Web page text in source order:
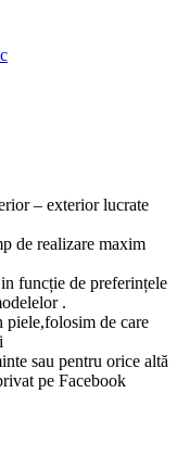
– exterior lucrate
de realizare maxim
funcție de preferințele
.
piele,folosim de care
sau pentru orice altă
pe Facebook